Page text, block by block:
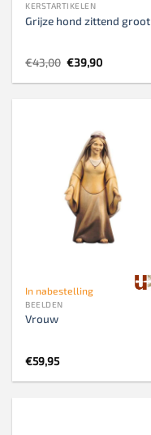
KERSTARTIKELEN
Grijze hond zittend groot
€43,00 Oorspronkelijke
prijs
was:
€39,90Huidige
is:
In nabestelling
BEELDEN
Vrouw
€59,95